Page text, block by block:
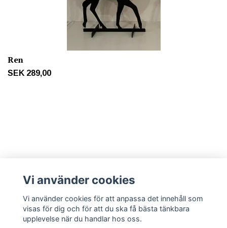
Ren
SEK 289,00
Sociala medier
Vi använder cookies
Vi använder cookies för att anpassa det innehåll som
visas för dig och för att du ska få bästa tänkbara
upplevelse när du handlar hos oss.